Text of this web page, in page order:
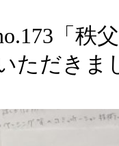
「秩
ただきま